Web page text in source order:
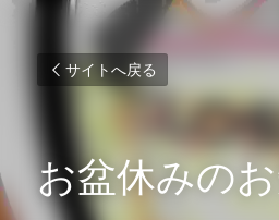
サイトへ戻る
お盆休みの